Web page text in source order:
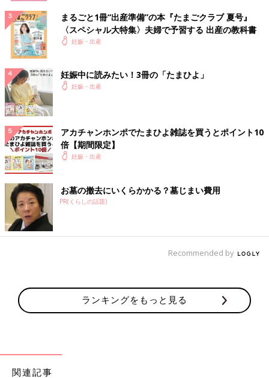
万一のことを考えて設備の整った大学病院を選択しました。
妊娠9週目のエコー写真 胎児の姿が見えてきた！
妊娠したという実感がわいてきました。それと同時に、このまま
ちでいました。いまだにこの画像を見るたびに、この時の不安で
たまらなかった自分の気持ち、そして生命の神秘を目の当たりに
したときの厳粛な気持ちを思い出し、胸がいっぱいになります。
ィーライフを満喫
まるごと1冊“出産準備”の本『たまごクラブ 夏号』
〈スペシャル大特集〉夫婦で予習する 出産の教科書
妊娠・出産
妊娠中に読みたい！3冊の「たまひよ」
妊娠・出産
アカチャンホンポでたまひよ雑誌を買うとポイント10
倍【期間限定】
妊娠・出産
お墓の撤去にいくらかかる？墓じまい費用
PR(くらしの話題)
Recommended by
ランキングをもっと見る
関連記事